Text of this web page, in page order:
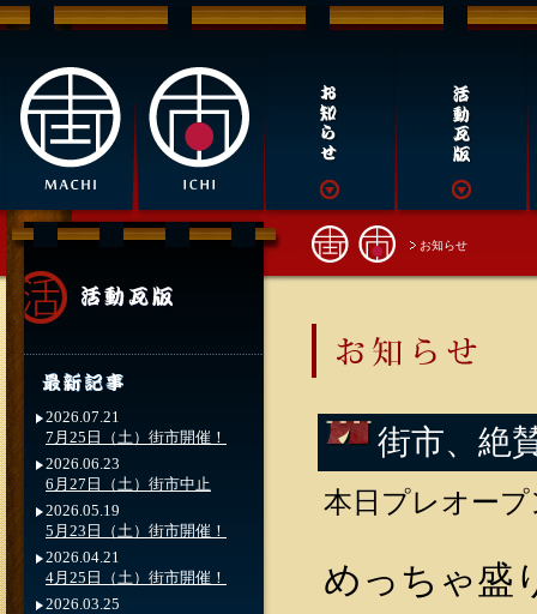
お知らせ
街市、絶
本日プレオー
めっちゃ盛
2026.07.21
7月25日（土）街市開催！
2026.06.23
6月27日（土）街市中止
2026.05.19
5月23日（土）街市開催！
2026.04.21
4月25日（土）街市開催！
2026.03.25